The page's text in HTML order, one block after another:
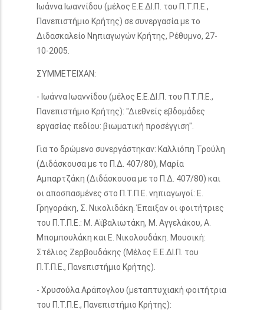
Ιωάννα Ιωαννίδου (μέλος Ε.Ε.ΔΙ.Π. του Π.Τ.Π.Ε.,
Πανεπιστήμιο Κρήτης) σε συνεργασία με το
Διδασκαλείο Νηπιαγωγών Κρήτης, Ρέθυμνο, 27-
10-2005.
ΣΥΜΜΕΤΕΙΧΑΝ:
- Ιωάννα Ιωαννίδου (μέλος Ε.Ε.ΔΙ.Π. του Π.Τ.Π.Ε.,
Πανεπιστήμιο Κρήτης): "Διεθνείς εβδομάδες
εργασίας πεδίου: βιωματική προσέγγιση".
Για το δρώμενο συνεργάστηκαν: Καλλιόπη Τρούλη
(Διδάσκουσα με το Π.Δ. 407/80), Μαρία
Αμπαρτζάκη (Διδάσκουσα με το Π.Δ. 407/80) και
οι αποσπασμένες στο Π.Τ.Π.Ε. νηπιαγωγοί: Ε.
Γρηγοράκη, Σ. Νικολιδάκη. Έπαιξαν οι φοιτήτριες
του Π.Τ.Π.Ε.: Μ. Αϊβαλιωτάκη, Μ. Αγγελάκου, Α.
Μπομπουλάκη και Ε. Νικολουδάκη. Μουσική:
Στέλιος Ζερβουδάκης (Μέλος Ε.Ε.ΔΙ.Π. του
Π.Τ.Π.Ε., Πανεπιστήμιο Κρήτης).
- Χρυσούλα Αράπογλου (μεταπτυχιακή φοιτήτρια
του Π.Τ.Π.Ε., Πανεπιστήμιο Κρήτης):